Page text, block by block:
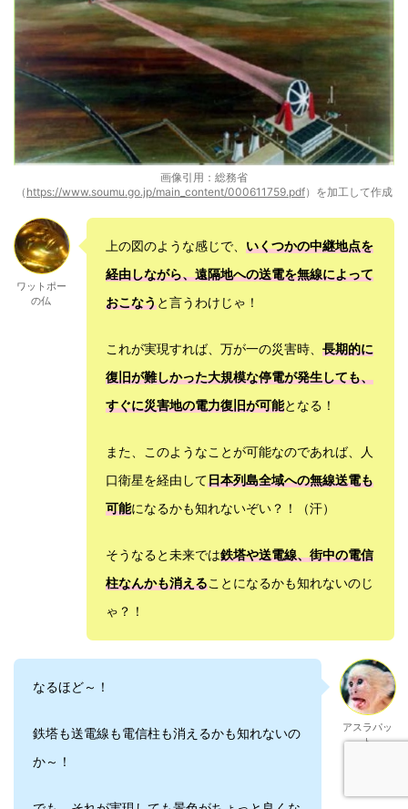
画像引用：総務省
（ https://www.soumu.go.jp/main_content/000611759.pdf）を加工して作成
ワットポー
の仏
上の図のような感じで、 いくつかの中継地点を
経由しながら、遠隔地への送電を無線によって
おこなうと言うわけじゃ！
これが実現すれば、万が一の災害時、 長期的に
復旧が難しかった大規模な停電が発生しても、
すぐに災害地の電力復旧が可能となる！
また、このようなことが可能なのであれば、人
口衛星を経由して日本列島全域への無線送電も
可能になるかも知れないぞい？！（汗）
そうなると未来では鉄塔や送電線、街中の電信
柱なんかも消えることになるかも知れないのじ
ゃ？！
なるほど～！
鉄塔も送電線も電信柱も消えるかも知れないの
か～！
アスラパッ
ト